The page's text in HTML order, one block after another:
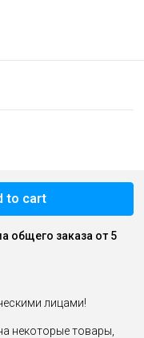
to cart
общего заказа от 5
лицами!
некоторые товары,